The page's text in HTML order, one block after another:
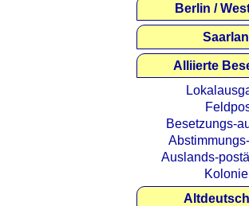
Berlin /
Alliierte
Besetzungs-
Auslands-